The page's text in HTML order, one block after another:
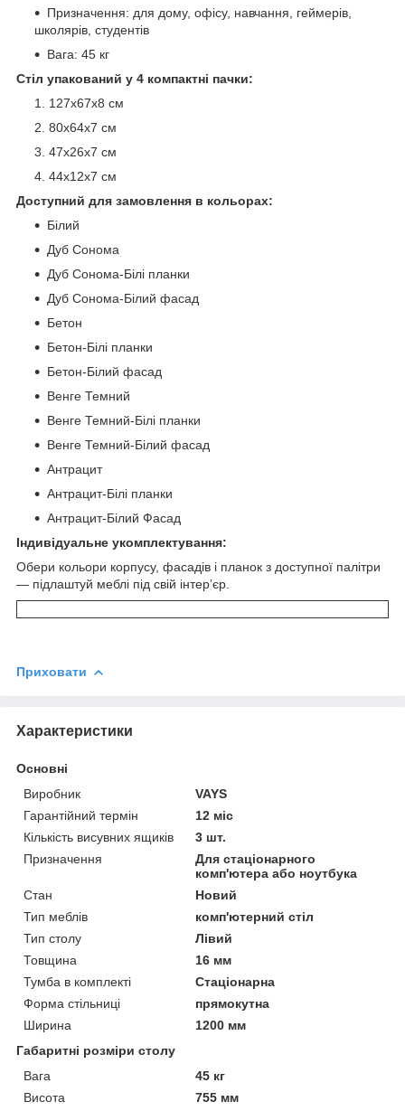
Призначення: для дому, офісу, навчання, геймерів,
школярів, студентів
Вага: 45 кг
Стіл упакований у 4 компактні пачки:
127х67х8 см
80х64х7 см
47х26х7 см
44х12х7 см
Доступний для замовлення в кольорах:
Білий
Дуб Сонома
Дуб Сонома-Білі планки
Дуб Сонома-Білий фасад
Бетон
Бетон-Білі планки
Бетон-Білий фасад
Венге Темний
Венге Темний-Білі планки
Венге Темний-Білий фасад
Антрацит
Антрацит-Білі планки
Антрацит-Білий Фасад
Індивідуальне укомплектування:
Обери кольори корпусу, фасадів і планок з доступної палітри
— підлаштуй меблі під свій інтер’єр.
Приховати
Характеристики
Основні
Виробник
VAYS
Гарантійний термін
12 міс
Кількість висувних ящиків
3 шт.
Призначення
Для стаціонарного
комп'ютера або ноутбука
Стан
Новий
Тип меблів
комп'ютерний стіл
Тип столу
Лівий
Товщина
16 мм
Тумба в комплекті
Стаціонарна
Форма стільниці
прямокутна
Ширина
1200 мм
Габаритні розміри столу
Вага
45 кг
Висота
755 мм